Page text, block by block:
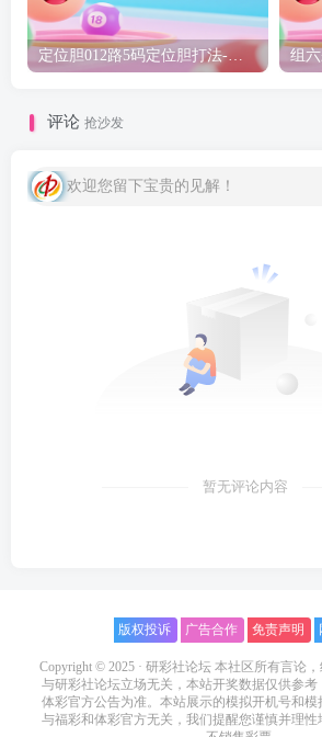
定位胆012路5码定位胆打法-研彩社论坛出品
评论 抢沙发
欢迎您留下宝贵的见解！
暂无评论内容
版权投诉 广告合作 免责声明
Copyright © 2025 · 研彩社论坛 本社区所有言论
与研彩社论坛立场无关，本站开奖数据仅供参
体彩官方公告为准。本站展示的模拟开机号和模
与福彩和体彩官方无关，我们提醒您谨慎并理